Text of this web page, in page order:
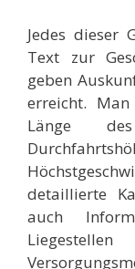
Jedes dieser
Text zur
geben
erreicht.
Länge des
detaillierte
auch